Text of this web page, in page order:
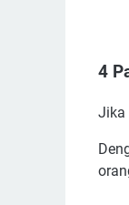
4
Jika